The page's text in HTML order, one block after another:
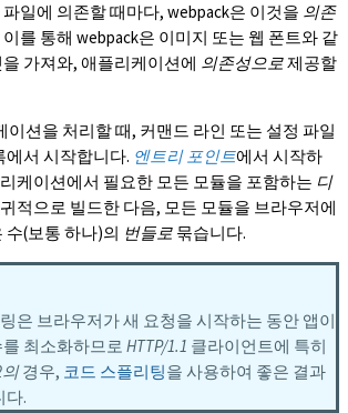
일에 의존할 때마다, webpack은 이것을 의존
를 통해 webpack은 이미지 또는 웹 폰트와 같
가져와, 애플리케이션에 의존성으로제공할
이션을 처리할 때, 커맨드 라인 또는 설정 파일
에서 시작합니다. 엔트리 포인트에서 시작하
케이션에서 필요한 모든 모듈을 포함하는 디
적으로 빌드한 다음, 모든 모듈을 브라우저에
수(보통 하나)의 번들로 묶습니다.
은 브라우저가 새 요청을 시작하는 동안 앱이
최소화하므로 HTTP/1.1 클라이언트에 특히
의경우, 코드 스플리팅을 사용하여 좋은 결과
다.